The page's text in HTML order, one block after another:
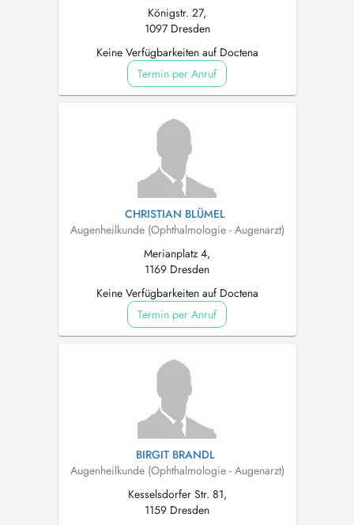
Königstr. 27,
1097 Dresden
Keine Verfügbarkeiten auf Doctena
Termin per Anruf
CHRISTIAN BLÜMEL
Augenheilkunde (Ophthalmologie - Augenarzt)
Merianplatz 4,
1169 Dresden
Keine Verfügbarkeiten auf Doctena
Termin per Anruf
BIRGIT BRANDL
Augenheilkunde (Ophthalmologie - Augenarzt)
Kesselsdorfer Str. 81,
1159 Dresden